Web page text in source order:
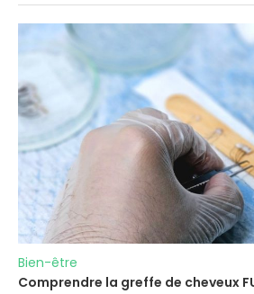
Bien-être
Comprendre la greffe de cheveux